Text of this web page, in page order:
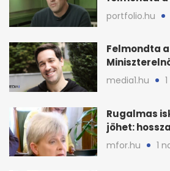
kötött
portfolio.hu
Felmondta a
Event
media1.hu
Rugalmas
jöhet:
javasolnak
mfor.hu 1